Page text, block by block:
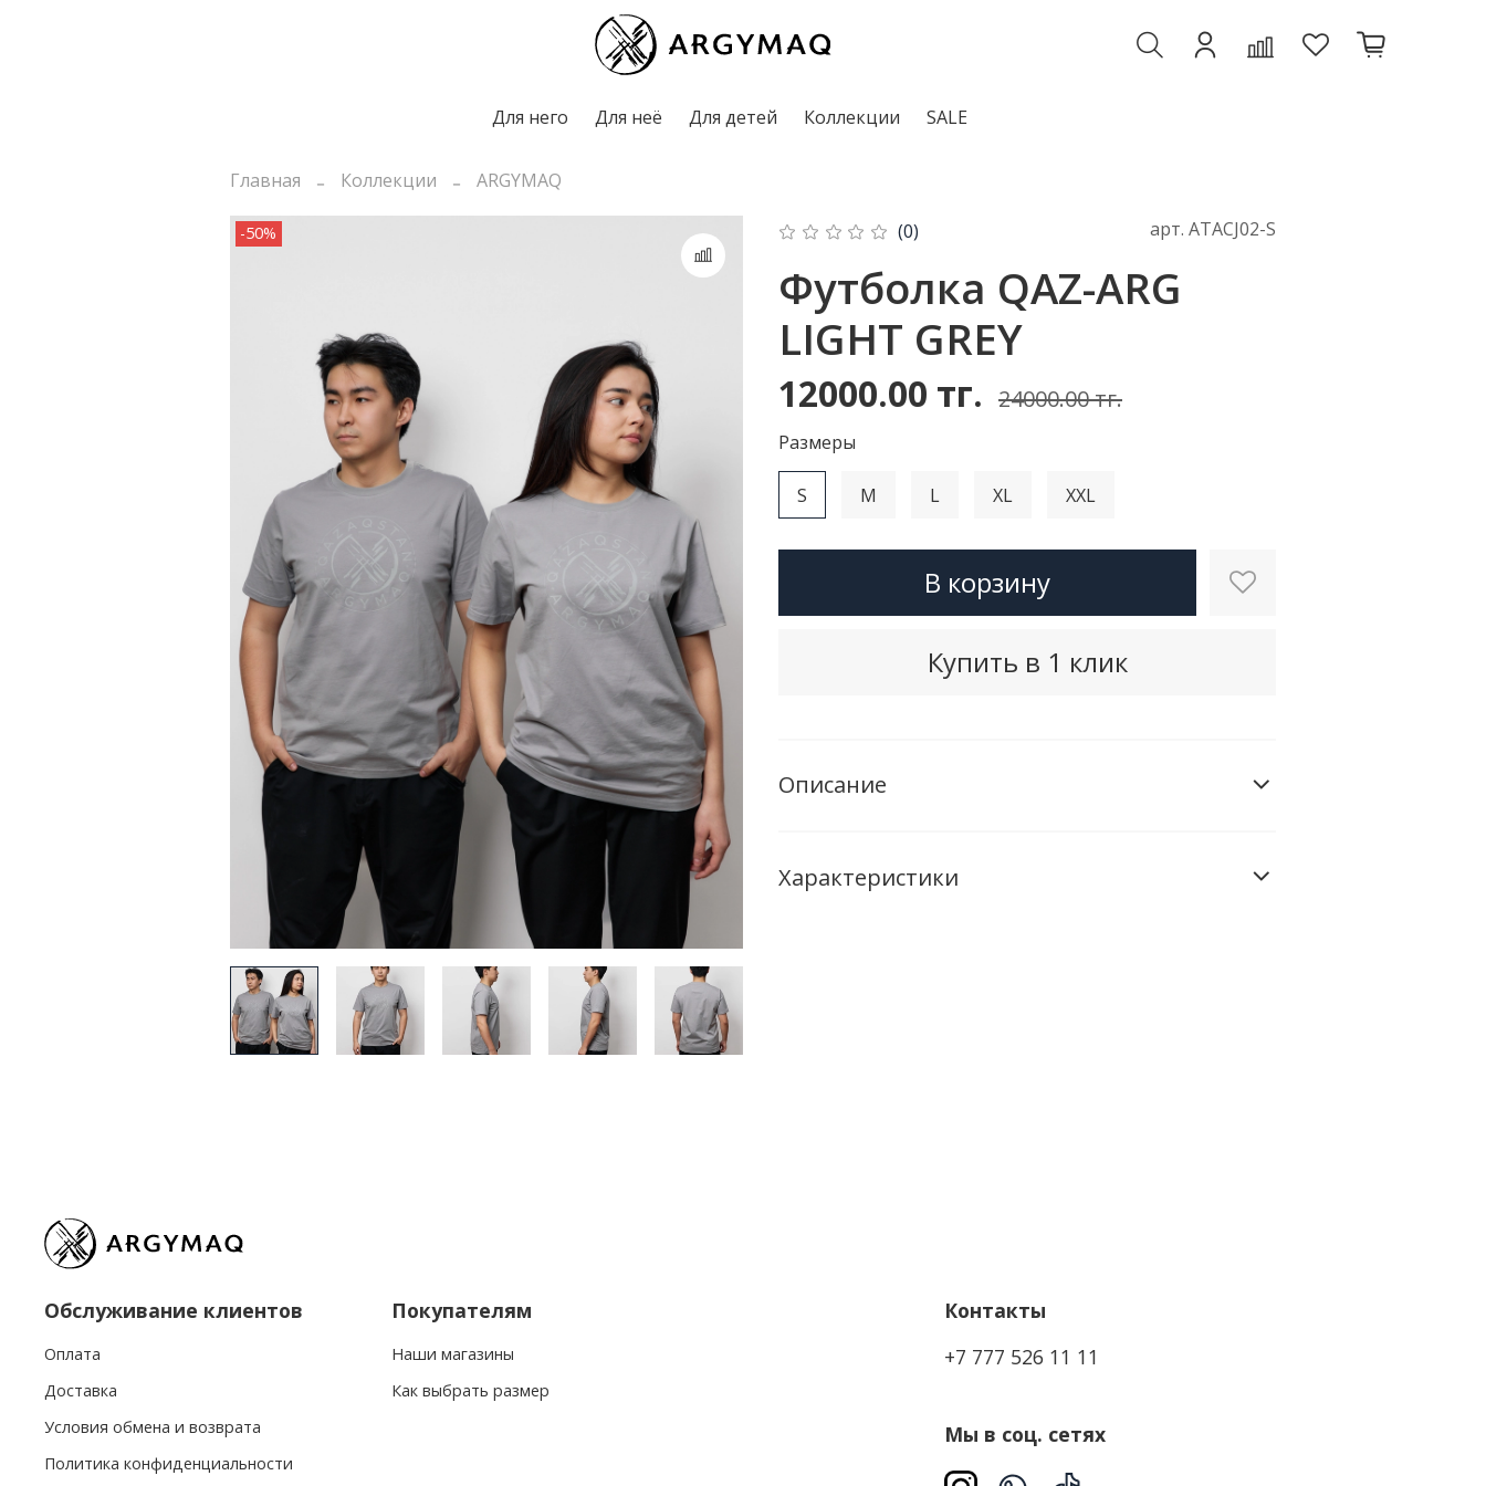
Для него Для неё Для детей Коллекции SALE
Главная Коллекции ARGYMAQ
-50% (0) арт. ATACJ02-S
Футболка QAZ-ARG
LIGHT GREY
12000.00 тг. 24000.00 тг.
В корзину
Купить в 1 клик
Рaзмеры
S M L XL XXL
Описание
Характеристики
Обслуживание клиентов
Оплата
Доставка
Условия обмена и возврата
Политика конфиденциальности
Покупателям
Наши магазины
Как выбрать размер
Контакты
+7 777 526 11 11
Мы в соц. сетях